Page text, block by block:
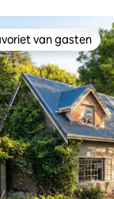
van 4,81
van gasten
van gasten